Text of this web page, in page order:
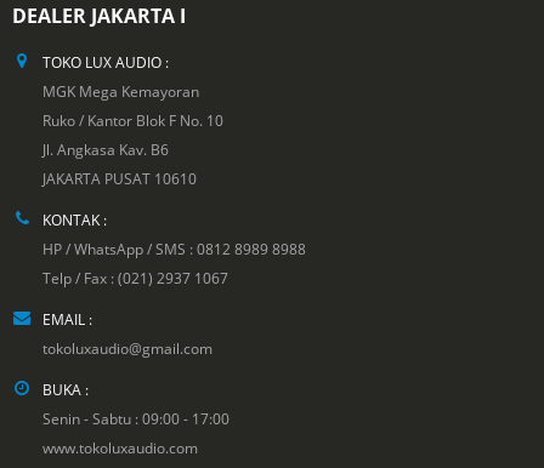
DEALER JAKARTA I
TOKO LUX AUDIO :
MGK Mega Kemayoran
Ruko / Kantor Blok F No. 10
Jl. Angkasa Kav. B6
JAKARTA PUSAT 10610
KONTAK :
HP / WhatsApp / SMS : 0812 8989 8988
Telp / Fax : (021) 2937 1067
EMAIL :
tokoluxaudio@gmail.com
BUKA :
Senin - Sabtu : 09:00 - 17:00
www.tokoluxaudio.com